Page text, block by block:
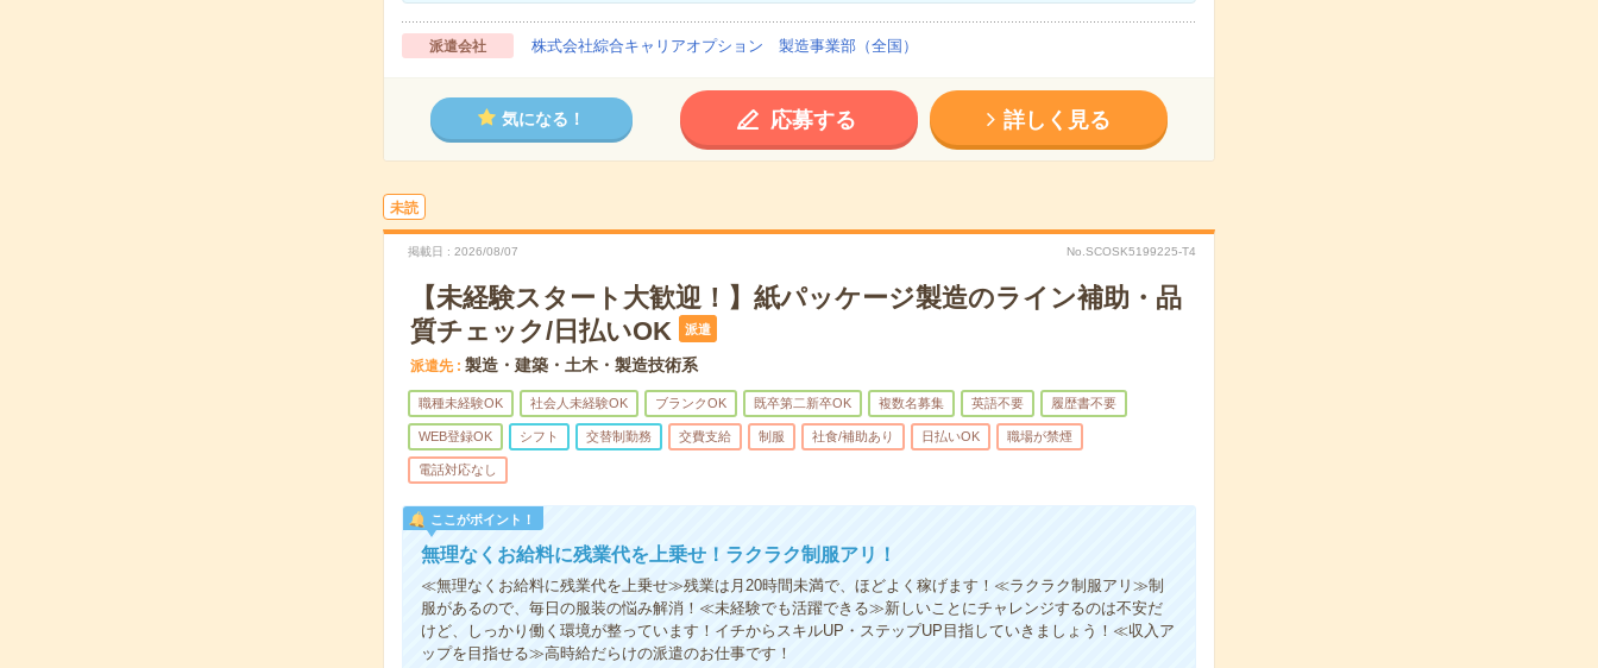
派遣会社 株式会社綜合キャリアオプション 製造事業部（全国）
気になる！ 応募する 詳しく見る
未読
掲載日 2026/08/07 No.SCOSK5199225-T4
【未経験スタート大歓迎！】紙パッケージ製造のライン補助・品
質チェック/日払いOK
派遣
派遣先 製造・建築・土木・製造技術系
職種未経験OK 社会人未経験OK ブランクOK 既卒第二新卒OK 複数名募集 英語不要 履歴書不要
WEB登録OK シフト 交替制勤務 交費支給 制服 社食/補助あり 日払いOK 職場が禁煙
電話対応なし
ここがポイント！
無理なくお給料に残業代を上乗せ！ラクラク制服アリ！
≪無理なくお給料に残業代を上乗せ≫残業は月20時間未満で、ほどよく稼げます！≪ラクラク制服アリ≫制
服があるので、毎日の服装の悩み解消！≪未経験でも活躍できる≫新しいことにチャレンジするのは不安だ
けど、しっかり働く環境が整っています！イチからスキルUP・ステップUP目指していきましょう！≪収入ア
ップを目指せる≫高時給だらけの派遣のお仕事です！